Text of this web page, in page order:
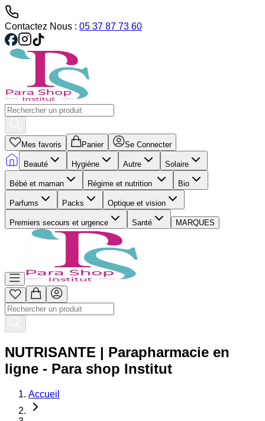
Contactez Nous : 05 37 87 73 60
Mes favoris Panier Se Connecter
Beauté Hygiène Autre Solaire
Bébé et maman Régime et nutrition Bio
Parfums Packs Optique et vision
Premiers secours et urgence Santé MARQUES
NUTRISANTE | Parapharmacie en
ligne - Para shop Institut
Accueil